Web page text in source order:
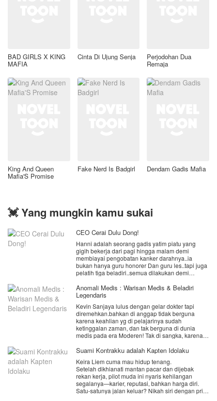
BAD GIRLS X KING
MAFIA
Cinta Di Ujung Senja Perjodohan Dua
Remaja
King And Queen
Mafia'S Promise
Fake Nerd Is Badgirl Dendam Gadis Mafia
💓 Yang mungkin kamu sukai
CEO Cerai Dulu Dong!
Hanni adalah seorang gadis yatim piatu yang
gigih bekerja dari pagi hingga malam demi
membiayai pengobatan kanker darahnya..ia
bukan hanya guru honorer Dan guru les..tapi juga
pelatih tiga beladiri..semua dilakukan demi
lalu.
merenggut nyawanya.. melainkan sate kambing
berlemak di hajatan warga.
saat Hanni membuka mata..dia tak lagi berada di
tubuhnya..ia kini hidup sebagai Alicia Nathania
sangat tampan yang selama ini ia kenal lewat
berita infotainment..dan sering ia hujat lewat
televisi murahnya.
dan yang lebih mengejutkan.. suami barunya
langsung menyodorkan surat cerai dengan
kompensasi 2 triliun rupiah..jiwa miskinnya
Anomali Medis : Warisan Medis & Beladiri
Legendaris
Kevin Sanjaya lulus dengan gelar dokter tapi
diremehkan.bahkan di anggap tidak berguna
karena keahlian yg di pelajarinya sudah
ketinggalan zaman, dan tak berguna di dunia
medis pada era Moderen! Tak di sangka, karena
meteorid dan buku kitab medis surgawi yang di
Dengan mempelajari buku kitab medis surgawi
dan di topang dengan jantung meteorid, kekuatan
medis dan tingkat beladiriNya melampaui
imajinasinya. Sehingga dia bisa merubah
nasibNya menjadi dokter medis hebat dengan
Suami Kontrakku adalah Kapten Idolaku
Keira Liem cuma mau hidup tenang.
Setelah dikhianati mantan pacar dan dijebak
rekan kerja, pilot muda ini nyaris kehilangan
segalanya—karier, reputasi, bahkan harga diri.
Satu-satunya jalan keluar? Nikah siri dengan pria